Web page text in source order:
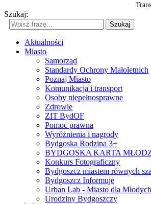
Szukaj:
Szukaj
Aktualności
Miasto
Samorząd
Standardy Ochrony Małoletnich
Poznaj Miasto
Komunikacja i transport
Osoby niepełnosprawne
Zdrowie
ZIT BydOF
Pomoc prawna
Wyróżnienia i nagrody
Bydgoska Rodzina 3+
BYDGOSKA KARTA
Konkurs Fotograficzny
Bydgoszcz miastem równych
Bydgoszcz Informuje
Urban Lab - Miasto dla Młodych
Urodziny Bydgoszczy